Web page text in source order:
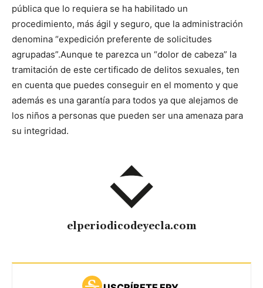
pública que lo requiera se ha habilitado un
procedimiento, más ágil y seguro, que la administración
denomina “expedición preferente de solicitudes
agrupadas”.Aunque te parezca un “dolor de cabeza” la
tramitación de este certificado de delitos sexuales, ten
en cuenta que puedes conseguir en el momento y que
además es una garantía para todos ya que alejamos de
los niños a personas que pueden ser una amenaza para
su integridad.
elperiodicodeyecla.com